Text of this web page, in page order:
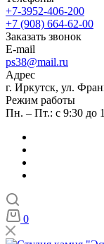
+7-3952-406-200
+7 (908) 664-62-00
Заказать звонок
E-mail
ps38@mail.ru
Адрес
г. Иркутск, ул.
Режим работы
Пн. – Пт.: с 9:30 до
0